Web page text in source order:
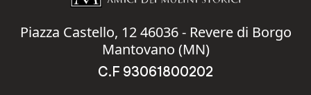
Piazza Castello, 12 46036 - Revere di Borgo
Mantovano (MN)
C.F 93061800202